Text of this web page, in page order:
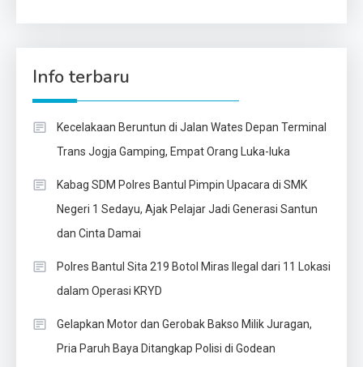
Info terbaru
Kecelakaan Beruntun di Jalan Wates Depan Terminal
Trans Jogja Gamping, Empat Orang Luka-luka
Kabag SDM Polres Bantul Pimpin Upacara di SMK
Negeri 1 Sedayu, Ajak Pelajar Jadi Generasi Santun
dan Cinta Damai
Polres Bantul Sita 219 Botol Miras Ilegal dari 11 Lokasi
dalam Operasi KRYD
Gelapkan Motor dan Gerobak Bakso Milik Juragan,
Pria Paruh Baya Ditangkap Polisi di Godean